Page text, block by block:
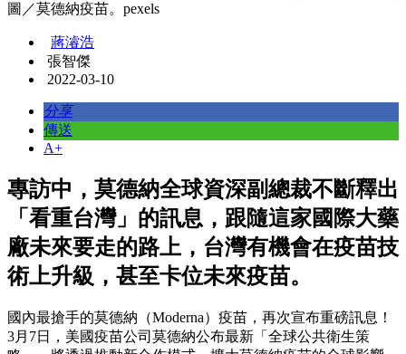
圖／莫德納疫苗。pexels
蔣濬浩
張智傑
2022-03-10
分享
傳送
A+
專訪中，莫德納全球資深副總裁不斷釋出
「看重台灣」的訊息，跟隨這家國際大藥
廠未來要走的路上，台灣有機會在疫苗技
術上升級，甚至卡位未來疫苗。
國內最搶手的莫德納（Moderna）疫苗，再次宣布重磅訊息！
3月7日，美國疫苗公司莫德納公布最新「全球公共衛生策